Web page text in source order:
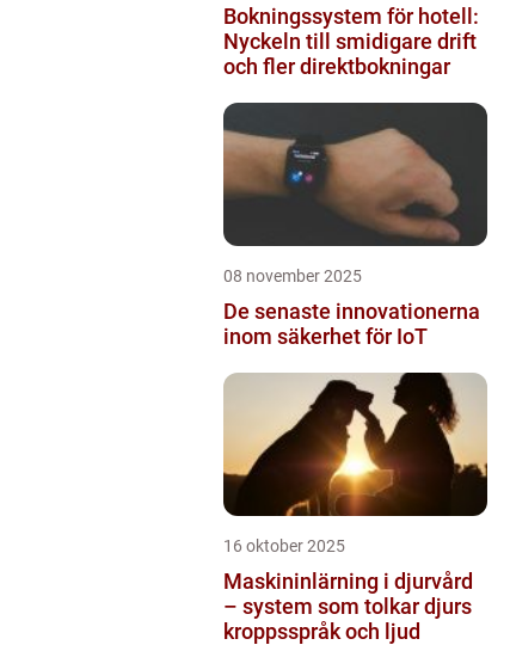
Bokningssystem för hotell:
Nyckeln till smidigare drift
och fler direktbokningar
08 november 2025
De senaste innovationerna
inom säkerhet för IoT
16 oktober 2025
Maskininlärning i djurvård
– system som tolkar djurs
kroppsspråk och ljud